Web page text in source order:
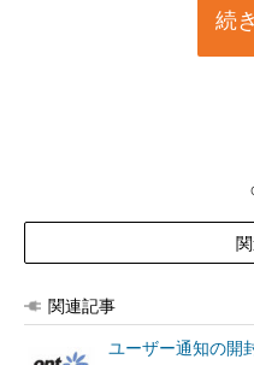
続
関連記事
ユーザー通知の開